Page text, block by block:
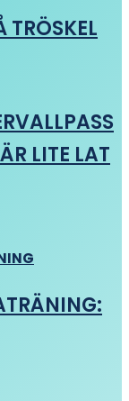
TRÖSKEL
LITE LAT